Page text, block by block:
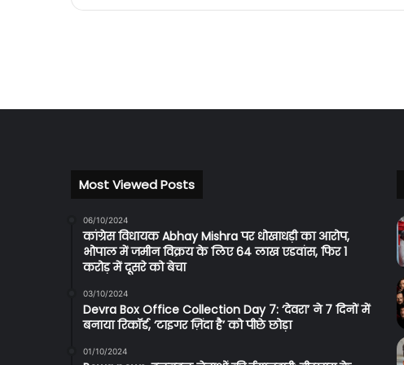
Most Viewed Posts
06/10/2024
कांग्रेस विधायक Abhay Mishra पर धोखाधड़ी का आरोप,
भोपाल में जमीन विक्रय के लिए 64 लाख एडवांस, फिर 1
करोड़ में दूसरे को बेचा
03/10/2024
Devra Box Office Collection Day 7: ‘देवरा’ ने 7 दिनों में
बनाया रिकॉर्ड, ‘टाइगर ज़िंदा है’ को पीछे छोड़ा
01/10/2024
मौत के साये
तो हर दिन
बेंगलुरु
के
लग्जरी
होटलों
में
मिला
एक्सपायर्ड
26 mins ago
बेंगलुरु के लग्जरी होटलों में मिला
एक्सपायर्ड खाना, सड़ा मांस और फंगस